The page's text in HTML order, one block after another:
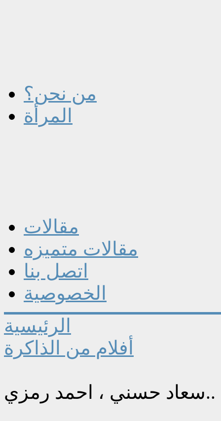
من نحن؟
المرأة
مقالات
مقالات متميزه
اتصل بنا
الخصوصية
الرئيسية
أفلام من الذاكرة
..سعاد حسني ، احمد رمزي